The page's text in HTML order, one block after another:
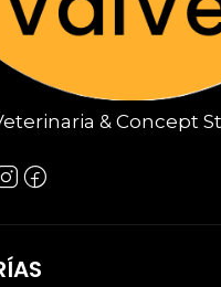
& Concept